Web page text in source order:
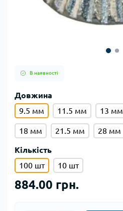
В наявності
Довжина
9.5 мм
11.5 мм 13 мм
18 мм 21.5 мм 28 мм
Кількість
100 шт
10 шт
884.00 грн.